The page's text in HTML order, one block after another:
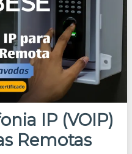
IP (VOIP)
Remotas